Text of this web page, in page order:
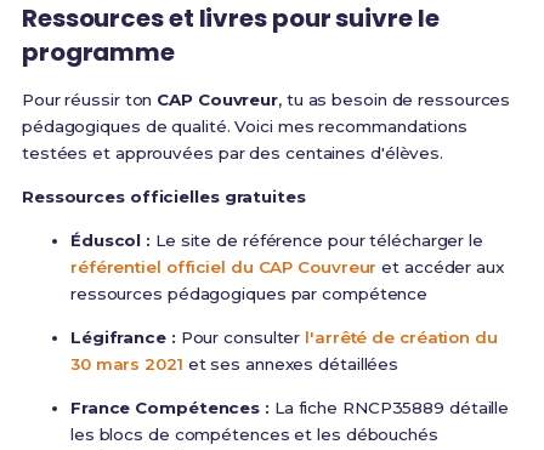
Ressources et livres pour suivre le
programme
Pour réussir ton CAP Couvreur, tu as besoin de ressources
pédagogiques de qualité. Voici mes recommandations
testées et approuvées par des centaines d'élèves.
Ressources officielles gratuites
Éduscol : Le site de référence pour télécharger le
référentiel officiel du CAP Couvreur et accéder aux
ressources pédagogiques par compétence
Légifrance : Pour consulter l'arrêté de création du
30 mars 2021 et ses annexes détaillées
France Compétences : La fiche RNCP35889 détaille
les blocs de compétences et les débouchés